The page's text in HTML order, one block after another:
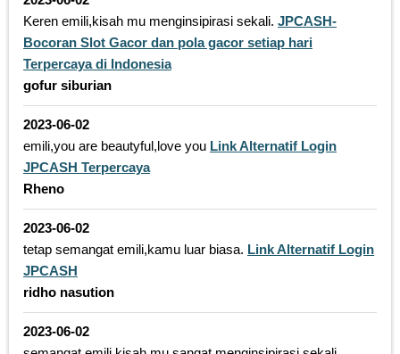
Keren emili,kisah mu menginsipirasi sekali. JPCASH-
Bocoran Slot Gacor dan pola gacor setiap hari
Terpercaya di Indonesia
gofur siburian
2023-06-02
emili,you are beautyful,love you Link Alternatif Login
JPCASH Terpercaya
Rheno
2023-06-02
tetap semangat emili,kamu luar biasa. Link Alternatif Login
JPCASH
ridho nasution
2023-06-02